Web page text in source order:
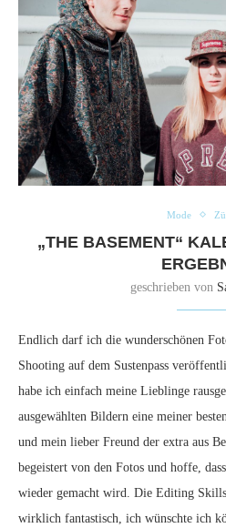
Mode
„THE BASEMENT“
geschrieben von
Endlich darf ich die wunderschönen
Shooting auf dem Sustenpass
habe ich einfach meine Lieblinge
ausgewählten Bildern eine meiner
und mein lieber Freund der extra aus
begeistert von den Fotos und hoffe,
wieder gemacht wird. Die Editing
wirklich fantastisch, ich wünschte ich